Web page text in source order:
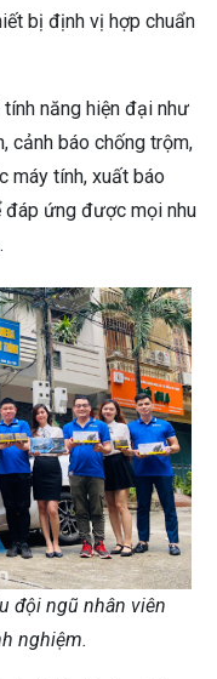
bị định vị hợp chuẩn
năng hiện đại như
cảnh báo chống trộm,
máy tính, xuất báo
ứng được mọi nhu
đội ngũ nhân viên
nghiệm.